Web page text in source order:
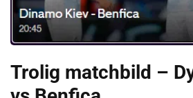
Trolig matchbild –